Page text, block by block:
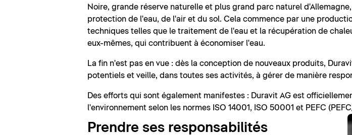
Noire, grande réserve naturelle et plus grand parc naturel
protection de l'eau, de l'air et du sol. Cela commence par une
techniques telles que le traitement de l'eau et la récupération de
eux-mêmes, qui contribuent à économiser l'eau.
La fin n'est pas en vue : dès la conception de nouveaux produits,
potentiels et veille, dans toutes ses activités, à gérer de manière
Des efforts qui sont également manifestes : Duravit AG est
l'environnement selon les normes ISO 14001, ISO 50001 et PEFC
Prendre ses responsabilités